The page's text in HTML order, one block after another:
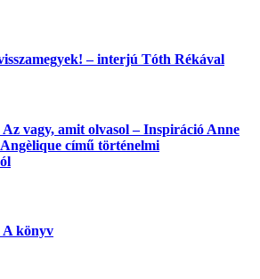
– interjú Tóth Rékával
vagy, amit olvasol – Inspiráció Anne
Angèlique című történelmi
könyv